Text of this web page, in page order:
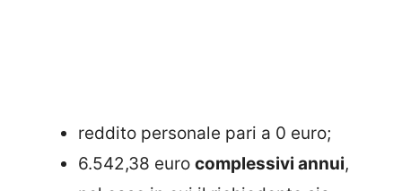
reddito personale pari a 0 euro;
6.542,38 euro complessivi annui,